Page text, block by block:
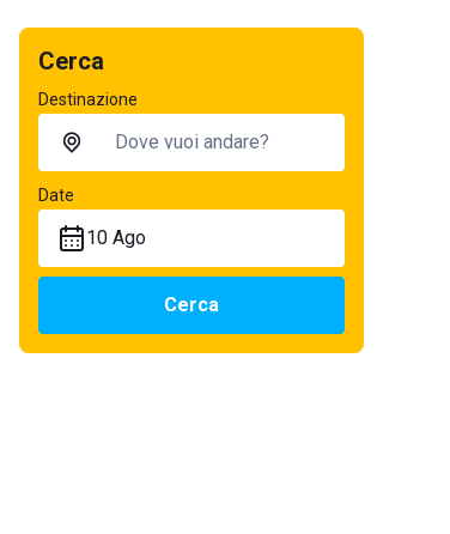
Cerca
Destinazione
Date
10 Ago
Cerca